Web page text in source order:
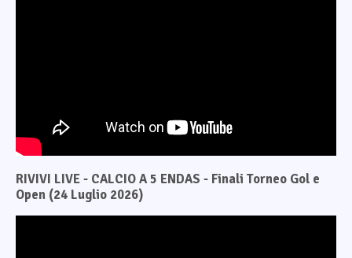
RIVIVI LIVE - CALCIO A 5 ENDAS - Finali Torneo Gol e
Open (24 Luglio 2026)